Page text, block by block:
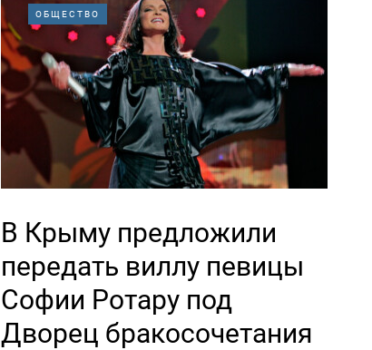
ОБЩЕСТВО
В Крыму предложили
передать виллу певицы
Софии Ротару под
Дворец бракосочетания